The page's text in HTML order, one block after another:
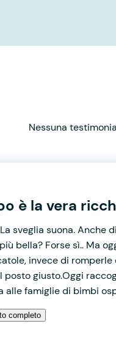
Nessuna
è la vera
sveglia suona. Anche
bella? Forse sì.. Ma
invece di
posto giusto.Oggi
alle famiglie di bimbi
completo